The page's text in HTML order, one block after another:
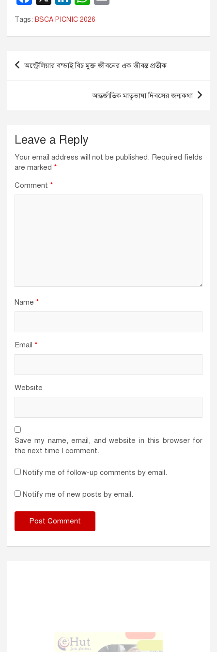
a
c
e
b
o
k
n
k
e
dI
n
h
at
s
A
p
p
Tags: BSCA PICNIC 2026
Post
navigation
অস্ট্রেলিয়ার বন্ডাই বিচ মুক্ত জীবনের এক জীবন্ত প্রতীক
আন্তর্জাতিক মাতৃভাষা দিবসের জন্মকথা
Leave a Reply
Your email address will not be published. Required fields
are marked *
Comment *
Name *
Email *
Website
Save my name, email, and website in this browser for
the next time I comment.
Notify me of follow-up comments by email.
Notify me of new posts by email.